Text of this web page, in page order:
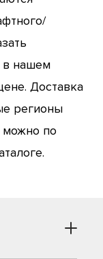
в нашем
Доставка
регионы
по